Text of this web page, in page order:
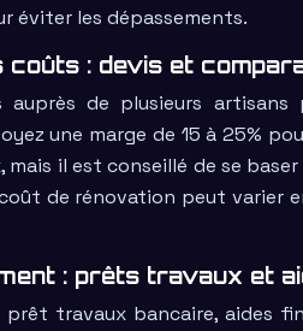
éviter les dépassements.
coûts : devis et
auprès de plusieurs
une marge de 15 à 25%
mais il est conseillé de se
de rénovation peut varier
: prêts travaux et
travaux bancaire, aides